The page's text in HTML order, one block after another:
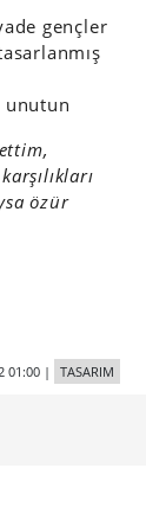
gençler
unutun
özür
01:00| TASARIM